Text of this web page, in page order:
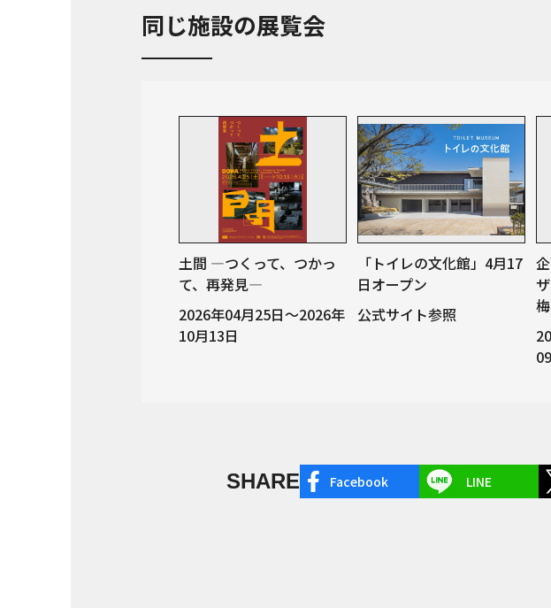
同じ施設の展覧会
土間 ―つくって、つかっ
て、再発見―
2026年04月25日～2026年
10月13日
「トイレの文化館」4月17
日オープン
公式サイト参照
SHARE Facebook LINE